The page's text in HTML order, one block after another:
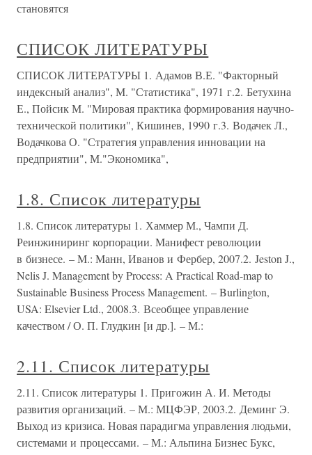
становятся
СПИСОК ЛИТЕРАТУРЫ
СПИСОК ЛИТЕРАТУРЫ 1. Адамов В.Е. "Факторный
индексный анализ", М. "Статистика", 1971 г.2. Бетухина
Е., Пойсик М. "Мировая практика формирования научно-
технической политики", Кишинев, 1990 г.3. Водачек Л.,
Водачкова О. "Стратегия управления инновации на
предприятии", М."Экономика",
1.8. Список литературы
1.8. Список литературы 1. Хаммер М., Чампи Д.
Реинжиниринг корпорации. Манифест революции
в бизнесе. – М.: Манн, Иванов и Фербер, 2007.2. Jeston J.,
Nelis J. Management by Process: A Practical Road-map to
Sustainable Business Process Management. – Burlington,
USA: Elsevier Ltd., 2008.3. Всеобщее управление
качеством / О. П. Глудкин [и др.]. – М.:
2.11. Список литературы
2.11. Список литературы 1. Пригожин А. И. Методы
развития организаций. – М.: МЦФЭР, 2003.2. Деминг Э.
Выход из кризиса. Новая парадигма управления людьми,
системами и процессами. – М.: Альпина Бизнес Букс,